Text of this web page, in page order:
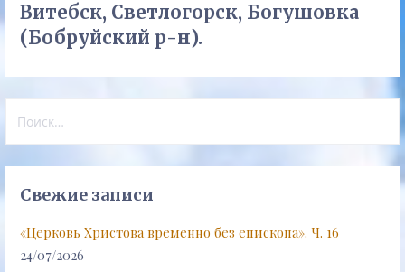
Витебск, Светлогорск, Богушовка
(Бобруйский р-н).
Свежие записи
«Церковь Христова временно без епископа». Ч. 16
24/07/2026